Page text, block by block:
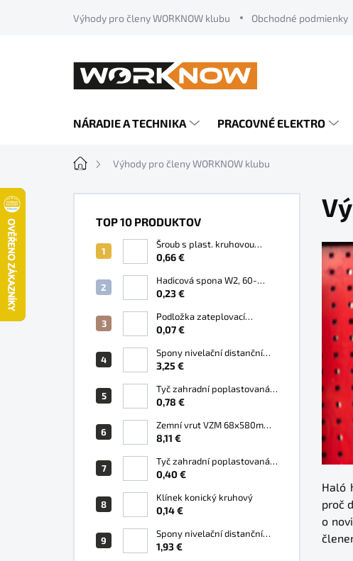
Výhody pro členy WORKNOW klubu Obchodné podmienky
NÁRADIE A TECHNIKA PRACOVNÉ ELEKTRO
DomovVýhody pro členy WORKNOW klubu
B
TOP 10 PRODUKTOV
Šroub s plast. kruhovou
hlavou M8x50
0,66 €
Hadicová spona W2, 60-
80mm, nerez A2
0,23 €
Podložka zateplovací
WESTBERG 60mm
0,07 €
Spony nivelační distanční
1,5mm
3,25 €
Tyč zahradní poplastovaná
16 mm
0,78 €
Zemní vrut VZM 68x580mm,
3 x M8
8,11 €
Tyč zahradní poplastovaná
11 mm
0,40 €
Klínek konický kruhový
0,14 €
Spony nivelační distanční
3mm
1,93 €
Haló
proč
o